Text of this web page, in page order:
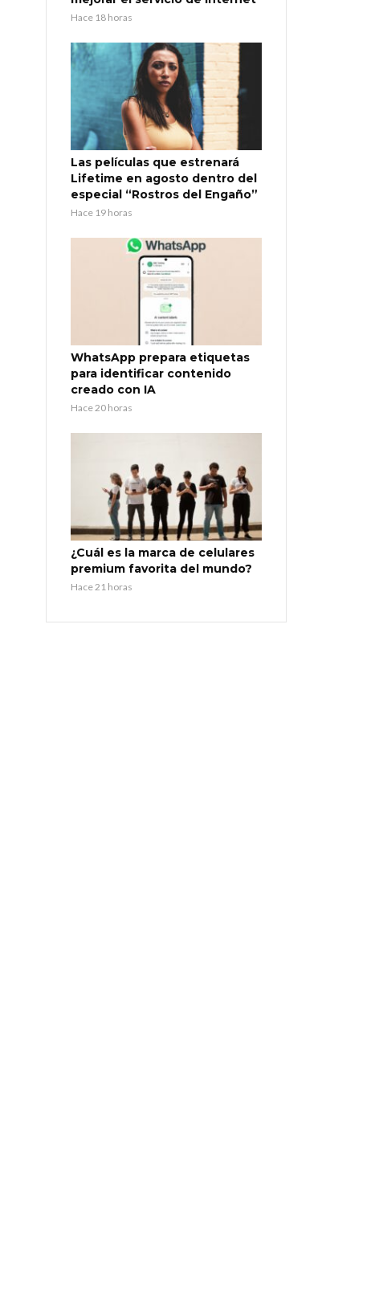
Hace 18 horas
Las películas que estrenará
Lifetime en agosto dentro del
especial “Rostros del Engaño”
Hace 19 horas
WhatsApp prepara etiquetas
para identificar contenido
creado con IA
Hace 20 horas
¿Cuál es la marca de celulares
premium favorita del mundo?
Hace 21 horas